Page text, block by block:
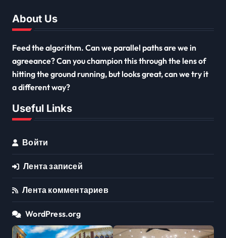
About Us
Feed the algorithm. Can we parallel paths are we in
agreeance? Can you champion this through the lens of
hitting the ground running, but looks great, can we try it
a different way?
Useful Links
Войти
Лента записей
Лента комментариев
WordPress.org